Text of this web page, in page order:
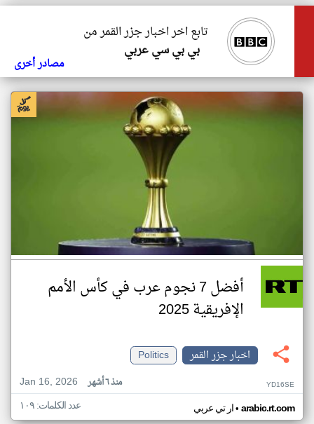
تابع اخر اخبار جزر القمر من
بي بي سي عربي
مصادر أخرى
أفضل 7 نجوم عرب في كأس الأمم
الإفريقية 2025
اخبار جزر القمر
Politics
Jan 16, 2026
منذ ٦ أشهر YD16SE
ار تي عربي• arabic.rt.com عدد الكلمات: ١٠٩